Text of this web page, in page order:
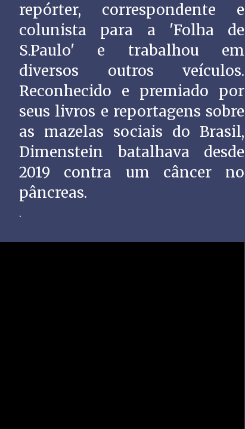
repórter, correspondente e
colunista para a 'Folha de
S.Paulo' e trabalhou em
diversos outros veículos.
Reconhecido e premiado por
seus livros e reportagens sobre
as mazelas sociais do Brasil,
Dimenstein batalhava desde
2019 contra um câncer no
pâncreas.
.